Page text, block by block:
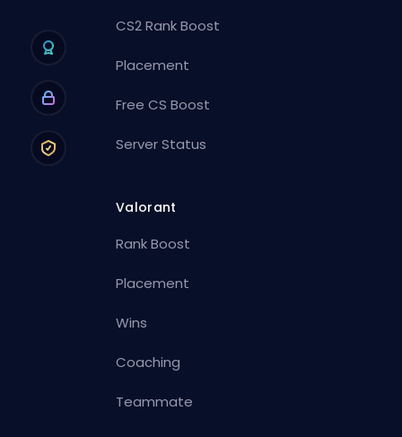
CS2 Rank Boost
Placement
Free CS Boost
Server Status
Valorant
Rank Boost
Placement
Wins
Coaching
Teammate